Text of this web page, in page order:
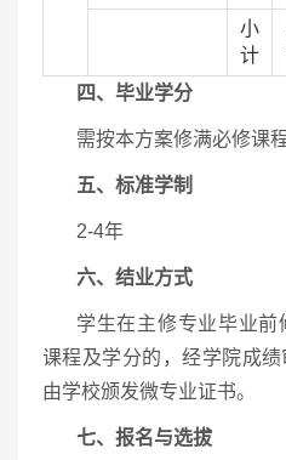
小
计
四、毕业学分
需按本方案修满必修课
五、标准学制
2-4年
六、结业方式
学生在主修专业毕业
课程及学分的，经学院成绩
由学校颁发微专业证书。
七、报名与选拔